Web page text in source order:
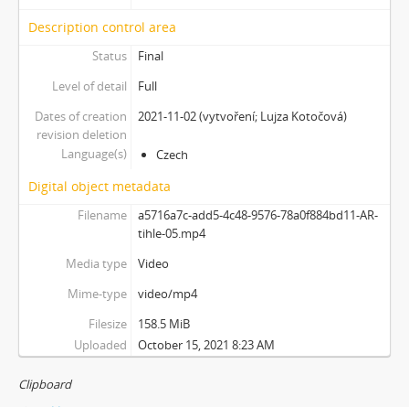
[Subseries] Hřiště
[Subseries] Image Maker
[Subseries] 28 stotín Synagógy
[Subseries] Z lásky
[Subseries] Parkovací smyčka
[Subseries] Otevřeno zavřeno otevřeno zavřeno...
[Subseries] Klatov
[Subseries] Země, světlo, vzduch
[Subseries] Malování do vzduchu
[Subseries] Slovo
[Subseries] Grafika podzimu
[Subseries] Yes No Yes
Description control area
Status
Final
Level of detail
Full
Dates of creation
revision deletion
2021-11-02 (vytvoření; Lujza Kotočová)
Language(s) Czech
Digital object metadata
Filename
a5716a7c-add5-4c48-9576-78a0f884bd11-AR-
tihle-05.mp4
Media type
Video
Mime-type
video/mp4
Filesize
158.5 MiB
Uploaded
October 15, 2021 8:23 AM
Clipboard